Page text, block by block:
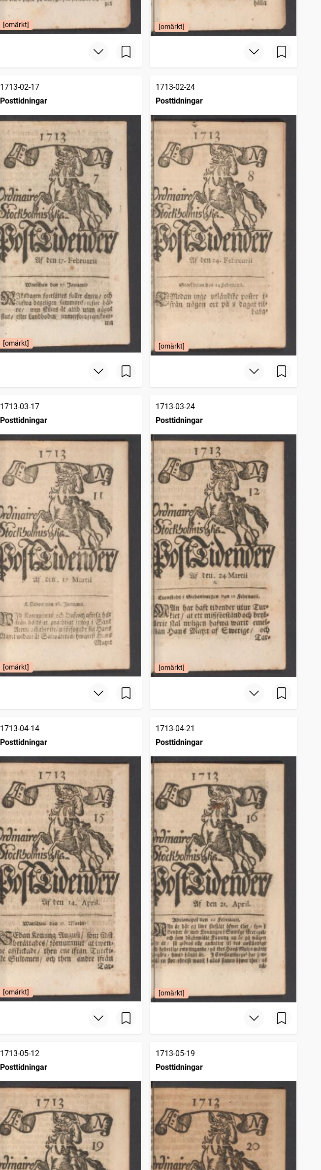
[omärkt] [omärkt]
1713-02-17
Posttidningar
[omärkt]
1713-02-24
Posttidningar
[omärkt]
1713-03-17
Posttidningar
[omärkt]
1713-03-24
Posttidningar
[omärkt]
1713-04-14
Posttidningar
[omärkt]
1713-04-21
Posttidningar
[omärkt]
1713-05-12
Posttidningar
1713-05-19
Posttidningar